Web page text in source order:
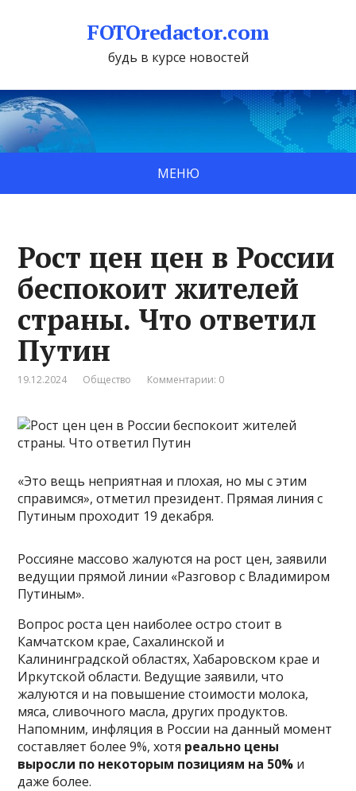
FOTOredactor.com
будь в курсе новостей
МЕНЮ
Рост цен цен в России
беспокоит жителей
страны. Что ответил
Путин
19.12.2024 Общество Комментарии: 0
«Это вещь неприятная и плохая, но мы с этим
справимся», отметил президент. Прямая линия с
Путиным проходит 19 декабря.
Россияне массово жалуются на рост цен, заявили
ведущии прямой линии «Разговор с Владимиром
Путиным».
Вопрос роста цен наиболее остро стоит в
Камчатском крае, Сахалинской и
Калининградской областях, Хабаровском крае и
Иркутской области. Ведущие заявили, что
жалуются и на повышение стоимости молока,
мяса, сливочного масла, других продуктов.
Напомним, инфляция в России на данный момент
составляет более 9%, хотя реально цены
выросли по некоторым позициям на 50% и
даже более.